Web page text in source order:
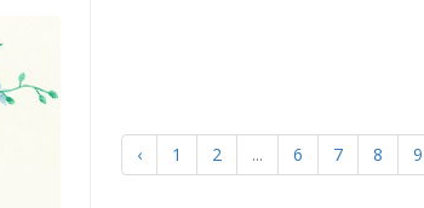
‹ 1 2 ... 6 7 8 9